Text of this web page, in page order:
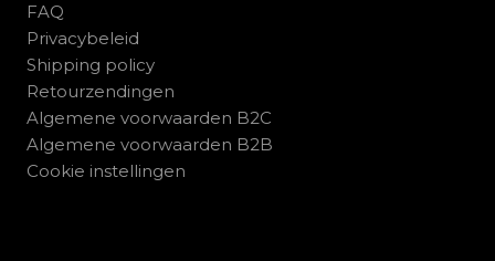
FAQ
Privacybeleid
Shipping policy
Retourzendingen
Algemene voorwaarden B2C
Algemene voorwaarden B2B
Cookie instellingen